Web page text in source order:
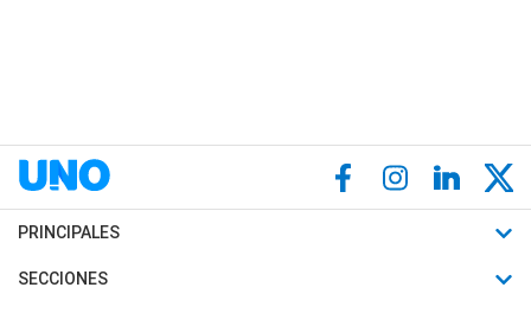
PRINCIPALES
Últimas Noticias
SECCIONES